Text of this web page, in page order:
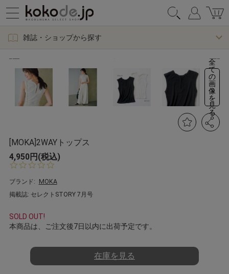
雑誌・ショップから探す
全
て
の
画
像
を
見
る
[MOKA]2WAYトップス
4,950円(税込)
0.
s
t
a
a
ブランド:
MOKA
掲載誌: セレクトSTORY 7月号
SOLD OUT!
本商品は、ご注文後7日以内に出荷予定です。
在庫を見る